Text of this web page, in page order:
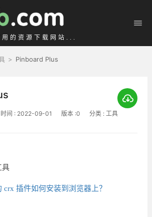
用的资源下载网站...
> Pinboard Plus
时间 : 2022-09-01 版本 :0 分类 : 工具
具
crx 插件如何安装到浏览器上？